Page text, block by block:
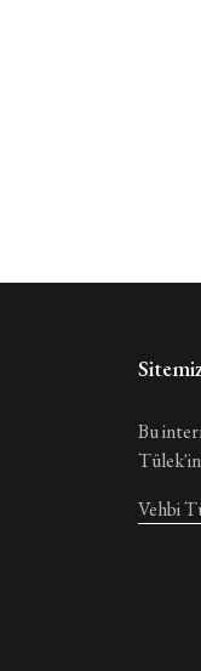
Bu
Tülek'in
Vehbi